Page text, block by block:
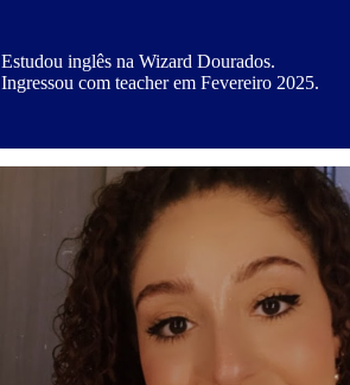
Estudou inglês na Wizard Dourados.
Ingressou com teacher em Fevereiro 2025.